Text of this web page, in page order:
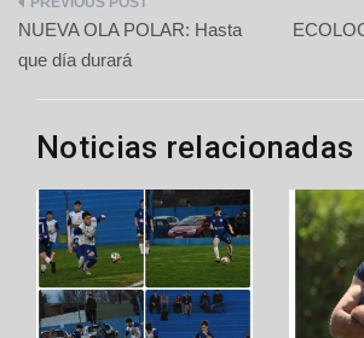
Navegación
de
entradas
NUEVA OLA POLAR: Hasta
que día durará
Noticias relacionadas